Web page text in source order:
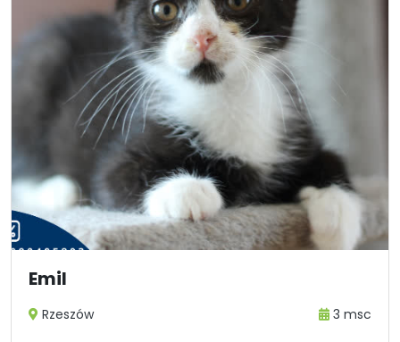
Emil
Rzeszów 3 msc